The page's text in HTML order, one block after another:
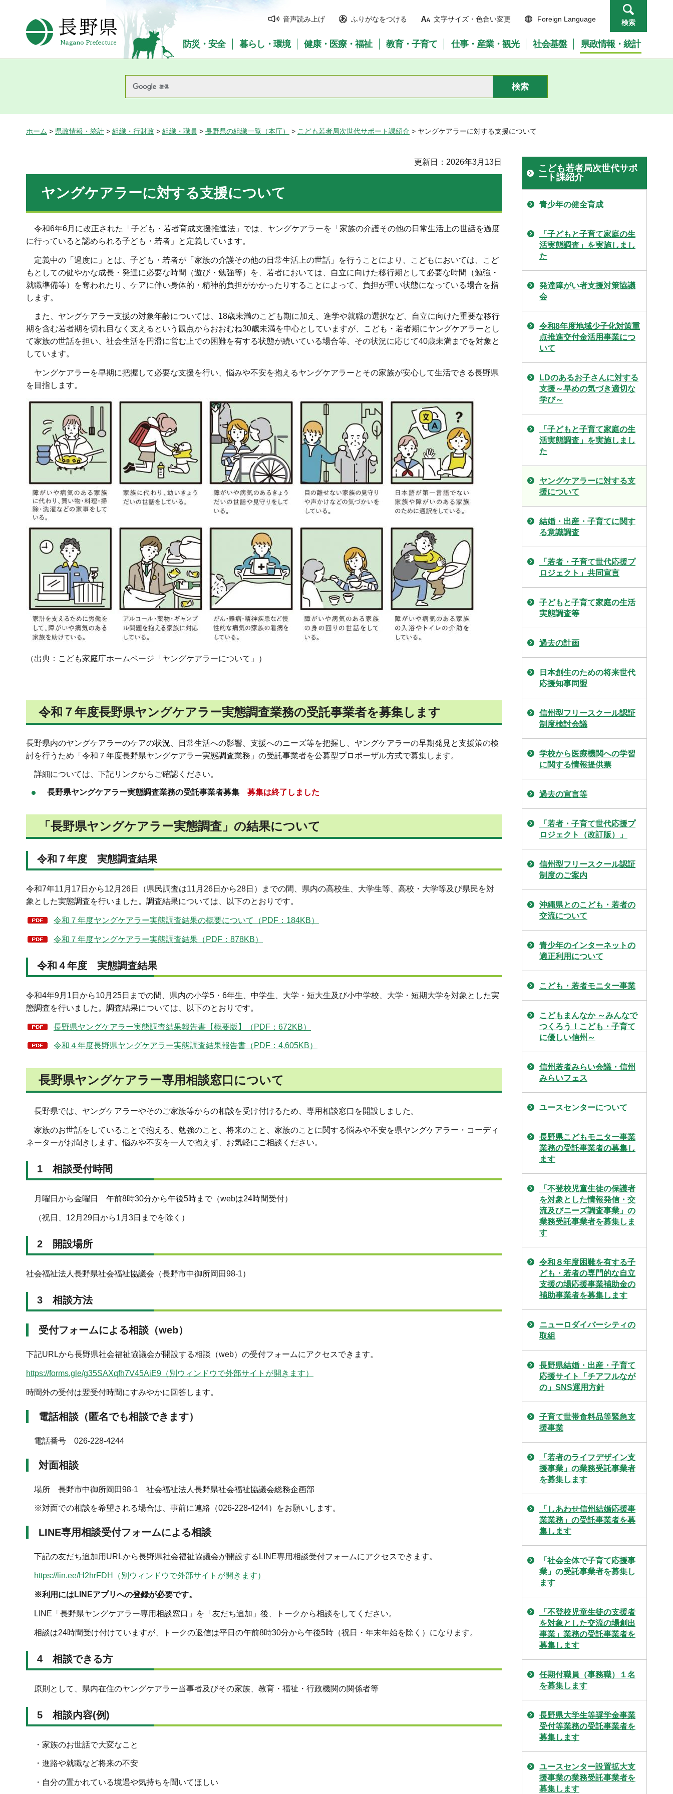
長野県Nagano Prefecture
音声読み上げ ふりがなをつける 文字サイズ・色合い変更 Foreign Language 検索
防災・安全 暮らし・環境 健康・医療・福祉 教育・子育て 仕事・産業・観光 社会基盤 県政情報・統計
ホーム > 県政情報・統計 > 組織・行財政 > 組織・職員 > 長野県の組織一覧（本庁） > こども若者局次世代サポート課紹介 > ヤングケアラーに対する支援について
更新日：2026年3月13日
ヤングケアラーに対する支援について
令和6年6月に改正された「子ども・若者育成支援推進法」では、ヤングケアラーを「家族の介護その他の日常生活上の世話を過度
に行っていると認められる子ども・若者」と定義しています。
定義中の「過度に」とは、子ども・若者が「家族の介護その他の日常生活上の世話」を行うことにより、こどもにおいては、こど
もとしての健やかな成長・発達に必要な時間（遊び・勉強等）を、若者においては、自立に向けた移行期として必要な時間（勉強・
就職準備等）を奪われたり、ケアに伴い身体的・精神的負担がかかったりすることによって、負担が重い状態になっている場合を指
します。
また、ヤングケアラー支援の対象年齢については、18歳未満のこども期に加え、進学や就職の選択など、自立に向けた重要な移行
期を含む若者期を切れ目なく支えるという観点からおおむね30歳未満を中心としていますが、こども・若者期にヤングケアラーとし
て家族の世話を担い、社会生活を円滑に営む上での困難を有する状態が続いている場合等、その状況に応じて40歳未満までを対象と
しています。
ヤングケアラーを早期に把握して必要な支援を行い、悩みや不安を抱えるヤングケアラーとその家族が安心して生活できる長野県
を目指します。
（出典：こども家庭庁ホームページ「ヤングケアラーについて」）
令和７年度長野県ヤングケアラー実態調査業務の受託事業者を募集します
長野県内のヤングケアラーのケアの状況、日常生活への影響、支援へのニーズ等を把握し、ヤングケアラーの早期発見と支援策の検
討を行うため「令和７年度長野県ヤングケアラー実態調査業務」の受託事業者を公募型プロポーザル方式で募集します。
詳細については、下記リンクからご確認ください。
長野県ヤングケアラー実態調査業務の受託事業者募集 募集は終了しました
「長野県ヤングケアラー実態調査」の結果について
令和７年度 実態調査結果
令和7年11月17日から12月26日（県民調査は11月26日から28日）までの間、県内の高校生、大学生等、高校・大学等及び県民を対
象とした実態調査を行いました。調査結果については、以下のとおりです。
令和７年度ヤングケアラー実態調査結果の概要について（PDF：184KB）
令和７年度ヤングケアラー実態調査結果（PDF：878KB）
令和４年度 実態調査結果
令和4年9月1日から10月25日までの間、県内の小学5・6年生、中学生、大学・短大生及び小中学校、大学・短期大学を対象とした実
態調査を行いました。調査結果については、以下のとおりです。
長野県ヤングケアラー実態調査結果報告書【概要版】（PDF：672KB）
令和４年度長野県ヤングケアラー実態調査結果報告書（PDF：4,605KB）
長野県ヤングケアラー専用相談窓口について
長野県では、ヤングケアラーやそのご家族等からの相談を受け付けるため、専用相談窓口を開設しました。
家族のお世話をしていることで抱える、勉強のこと、将来のこと、家族のことに関する悩みや不安を県ヤングケアラー・コーディ
ネーターがお聞きします。悩みや不安を一人で抱えず、お気軽にご相談ください。
1 相談受付時間
月曜日から金曜日 午前8時30分から午後5時まで（webは24時間受付）
（祝日、12月29日から1月3日までを除く）
2 開設場所
社会福祉法人長野県社会福祉協議会（長野市中御所岡田98-1）
3 相談方法
受付フォームによる相談（web）
下記URLから長野県社会福祉協議会が開設する相談（web）の受付フォームにアクセスできます。
https://forms.gle/g35SAXqfh7V45AiE9（別ウィンドウで外部サイトが開きます）
時間外の受付は翌受付時間にすみやかに回答します。
電話相談（匿名でも相談できます）
電話番号 026-228-4244
対面相談
場所 長野市中御所岡田98-1 社会福祉法人長野県社会福祉協議会総務企画部
※対面での相談を希望される場合は、事前に連絡（026-228-4244）をお願いします。
LINE専用相談受付フォームによる相談
下記の友だち追加用URLから長野県社会福祉協議会が開設するLINE専用相談受付フォームにアクセスできます。
https://lin.ee/H2hrFDH（別ウィンドウで外部サイトが開きます）
※利用にはLINEアプリへの登録が必要です。
LINE「長野県ヤングケアラー専用相談窓口」を「友だち追加」後、トークから相談をしてください。
相談は24時間受け付けていますが、トークの返信は平日の午前8時30分から午後5時（祝日・年末年始を除く）になります。
4 相談できる方
原則として、県内在住のヤングケアラー当事者及びその家族、教育・福祉・行政機関の関係者等
5 相談内容(例)
・家族のお世話で大変なこと
・進路や就職など将来の不安
・自分の置かれている境遇や気持ちを聞いてほしい
こども若者局次世代サポ
ート課紹介
青少年の健全育成
「子どもと子育て家庭の生
活実態調査」を実施しまし
た
発達障がい者支援対策協議
会
令和8年度地域少子化対策重
点推進交付金活用事業につ
いて
LDのあるお子さんに対する
支援～早めの気づき適切な
学び～
「子どもと子育て家庭の生
活実態調査」を実施しまし
た
ヤングケアラーに対する支
援について
結婚・出産・子育てに関す
る意識調査
「若者・子育て世代応援プ
ロジェクト」共同宣言
子どもと子育て家庭の生活
実態調査等
過去の計画
日本創生のための将来世代
応援知事同盟
信州型フリースクール認証
制度検討会議
学校から医療機関への学習
に関する情報提供票
過去の宣言等
「若者・子育て世代応援プ
ロジェクト（改訂版）」
信州型フリースクール認証
制度のご案内
沖縄県とのこども・若者の
交流について
青少年のインターネットの
適正利用について
こども・若者モニター事業
こどもまんなか ～みんなで
つくろう！こども・子育て
に優しい信州～
信州若者みらい会議・信州
みらいフェス
ユースセンターについて
長野県こどもモニター事業
業務の受託事業者の募集し
ます
「不登校児童生徒の保護者
を対象とした情報発信・交
流及びニーズ調査事業」の
業務受託事業者を募集しま
す
令和８年度困難を有する子
ども・若者の専門的な自立
支援の場応援事業補助金の
補助事業者を募集します
ニューロダイバーシティの
取組
長野県結婚・出産・子育て
応援サイト「チアフルなが
の」SNS運用方針
子育て世帯食料品等緊急支
援事業
「若者のライフデザイン支
援事業」の業務受託事業者
を募集します
「しあわせ信州結婚応援事
業業務」の受託事業者を募
集します
「社会全体で子育て応援事
業」の受託事業者を募集し
ます
「不登校児童生徒の支援者
を対象とした交流の場創出
事業」業務の受託事業者を
募集します
任期付職員（事務職）１名
を募集します
長野県大学生等奨学金事業
受付等業務の受託事業者を
募集します
ユースセンター設置拡大支
援事業の業務受託事業者を
募集します